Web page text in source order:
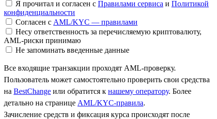
Я прочитал и согласен с Правилами сервиса и Политикой
конфиденциальности
Согласен с AML/KYC — правилами
Несу ответственность за перечисляемую криптовалюту,
AML-риски принимаю
Не запоминать введенные данные
Все входящие транзакции проходят AML-проверку.
Пользователь может самостоятельно проверить свои средства
на BestChange или обратится к нашему оператору. Более
детально на странице AML/KYC-правила.
Зачисление средств и фиксация курса происходят после